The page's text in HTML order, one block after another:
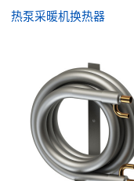
热泵采暖机换热器